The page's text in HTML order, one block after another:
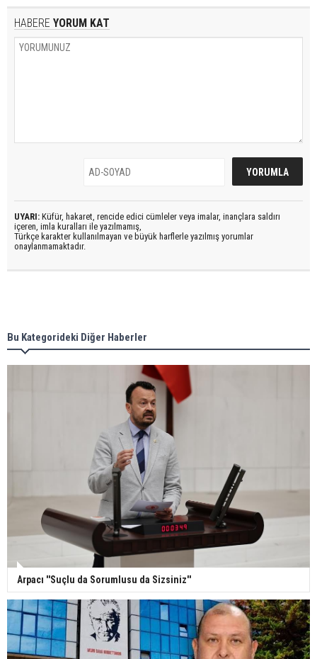
HABERE YORUM KAT
UYARI: Küfür, hakaret, rencide edici cümleler veya imalar, inançlara saldırı
içeren, imla kuralları ile yazılmamış,
Türkçe karakter kullanılmayan ve büyük harflerle yazılmış yorumlar
onaylanmamaktadır.
Bu Kategorideki Diğer Haberler
Arpacı ''Suçlu da Sorumlusu da Sizsiniz''